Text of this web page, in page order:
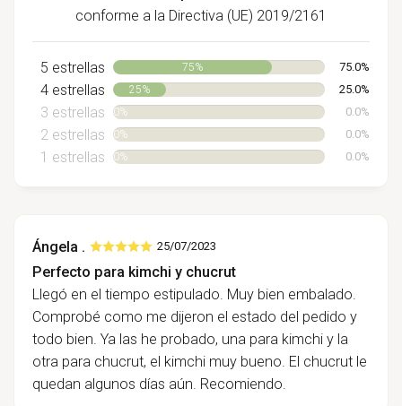
conforme a la Directiva (UE) 2019/2161
5 estrellas 75% 75.0%
4 estrellas 25% 25.0%
3 estrellas 0% 0.0%
2 estrellas 0% 0.0%
1 estrellas 0% 0.0%
Ángela . 25/07/2023
Perfecto para kimchi y chucrut
Llegó en el tiempo estipulado. Muy bien embalado.
Comprobé como me dijeron el estado del pedido y
todo bien. Ya las he probado, una para kimchi y la
otra para chucrut, el kimchi muy bueno. El chucrut le
quedan algunos días aún. Recomiendo.